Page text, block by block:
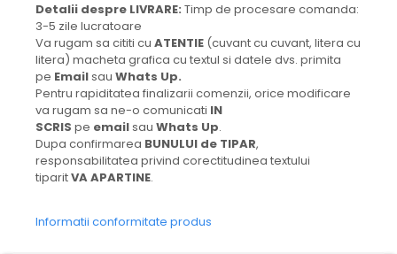
Detalii despre LIVRARE: Timp de procesare comanda:
3-5 zile lucratoare
Va rugam sa cititi cu ATENTIE (cuvant cu cuvant, litera cu
litera) macheta grafica cu textul si datele dvs. primita
pe Emailsau Whats Up.
Pentru rapiditatea finalizarii comenzii, orice modificare
va rugam sa ne-o comunicati IN
SCRIS pe emailsau Whats Up.
Dupa confirmarea BUNULUI de TIPAR,
responsabilitatea privind corectitudinea textului
tiparitVA APARTINE.
Informatii conformitate produs